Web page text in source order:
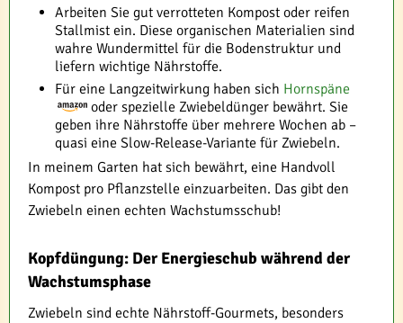
Arbeiten Sie gut verrotteten Kompost oder reifen
Stallmist ein. Diese organischen Materialien sind
wahre Wundermittel für die Bodenstruktur und
liefern wichtige Nährstoffe.
Für eine Langzeitwirkung haben sich Hornspäne
oder spezielle Zwiebeldünger bewährt. Sie
geben ihre Nährstoffe über mehrere Wochen ab –
quasi eine Slow-Release-Variante für Zwiebeln.
In meinem Garten hat sich bewährt, eine Handvoll
Kompost pro Pflanzstelle einzuarbeiten. Das gibt den
Zwiebeln einen echten Wachstumsschub!
Kopfdüngung: Der Energieschub während der
Wachstumsphase
Zwiebeln sind echte Nährstoff-Gourmets, besonders